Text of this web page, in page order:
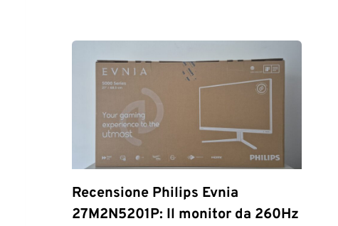
Recensione Philips Evnia
27M2N5201P: Il monitor da 260Hz